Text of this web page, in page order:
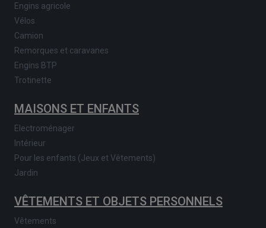
Engins agricole
Vélos
Camion
Remorques et caravanes
Engins BTP
Trotinette
MAISONS ET ENFANTS
Electroménager
Intérieur
Pour les enfants (Jeux et Vêtements)
Jardin
VÊTEMENTS ET OBJETS PERSONNELS
Vêtements